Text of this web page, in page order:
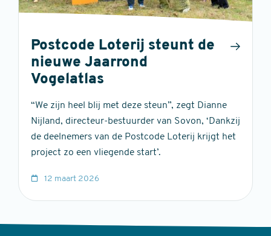
Postcode Loterij steunt de
nieuwe Jaarrond
Vogelatlas
“We zijn heel blij met deze steun”, zegt Dianne
Nijland, directeur-bestuurder van Sovon, ‘Dankzij
de deelnemers van de Postcode Loterij krijgt het
project zo een vliegende start’.
12 maart 2026